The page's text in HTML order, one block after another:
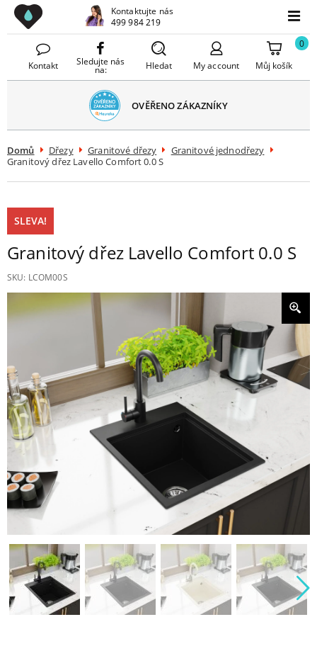
Drezy CZ
Kontaktujte nás
499 984 219
Kontakt Sledujte nás
na: Hledat My account Můj košík
0
OVĚŘENO ZÁKAZNÍKY
Domů Dřezy Granitové dřezy
Granitové jednodřezy
Granitový dřez Lavello Comfort 0.0 S
Granitový dřez Lavello Comfort 0.0 S
SLEVA!
SKU: LCOM00S